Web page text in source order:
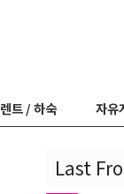
렌트 / 하숙 자유
Last